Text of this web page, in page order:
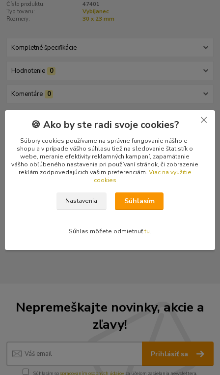
Číslo produktu:
47401
Typ tovaru:
Vybíjanec
Rozmery:
30 x 23 mm
Kompletné špecifikácie
Hodnotenie 0
Komentáre 0
Kompletné špecifikácie
Vybíjanec na killer, obojok, opasok, bundu či vestu... Spôsob
uchytenia: nitovanie. Ku každému vybíjancu je do páru priložený
nit.
Tovar zaradený v kategóriách
Kovania a ozdoby z kovu
Nepremeškajte novinky, akcie a
zľavy!
Prihlásiť sa
Súhlasím sospracovaním osobných údajov za účelom zasielania newslettera.
🍪 Ako by ste radi svoje cookies?
Súbory cookies používame na správne fungovanie nášho e-
shopu a v prípade vášho súhlasu tiež na sledovanie štatistík o
webe, meranie efektivity reklamných kampaní, zapamätanie
vášho obľúbeného nastavenia pri používaní stránok, či zobrazenie
reklám zodpovedajúcich vašim preferenciám. Viac na využitie
cookies
Nastavenia Súhlasím
Súhlas môžete odmietnuťtu.